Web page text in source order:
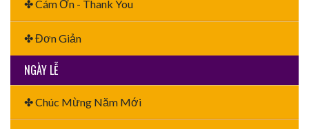
✤ Cám Ơn - Thank You
✤ Đơn Giản
NGÀY LỄ
✤ Chúc Mừng Năm Mới